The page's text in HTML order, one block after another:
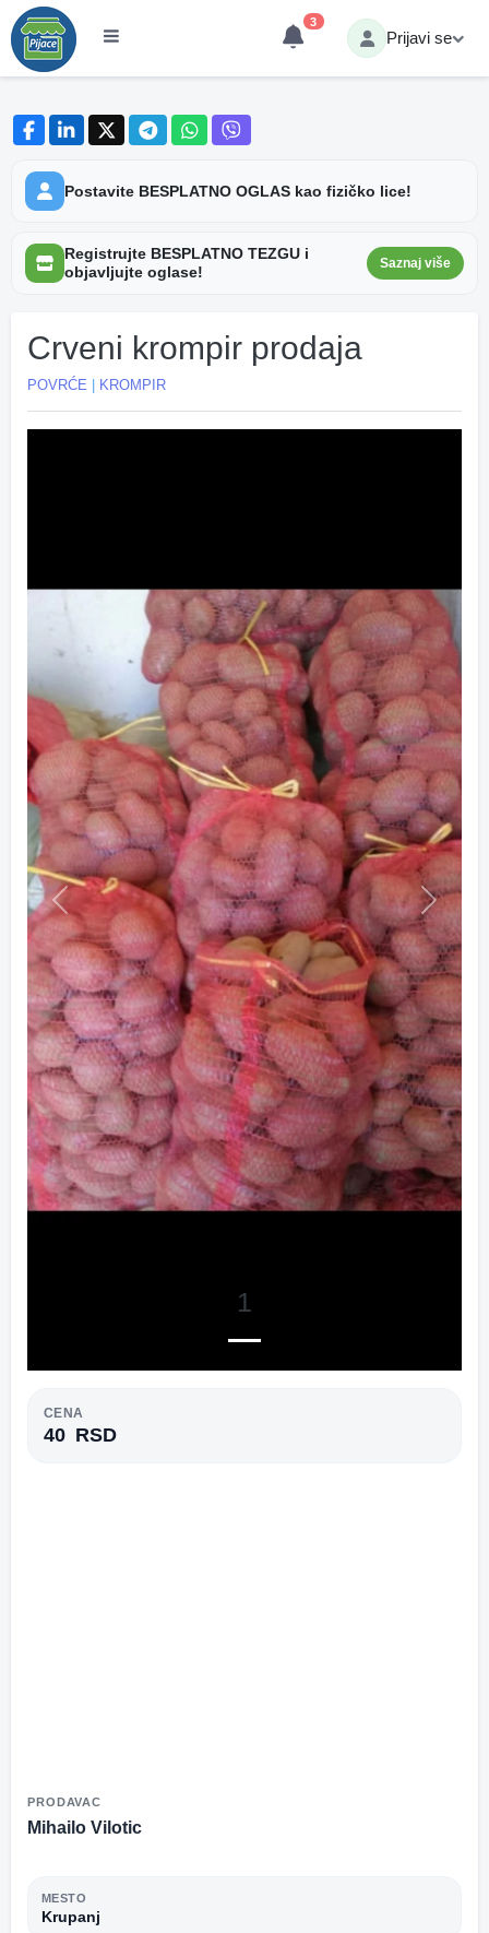
3
Prijavi se
Postavite BESPLATNO OGLAS kao fizičko lice!
Registrujte BESPLATNO TEZGU i
objavljujte oglase!
Saznaj više
Crveni krompir prodaja
POVRĆE KROMPIR
1
Previous Next
CENA
40 RSD
PRODAVAC
Mihailo Vilotic
MESTO
Krupanj